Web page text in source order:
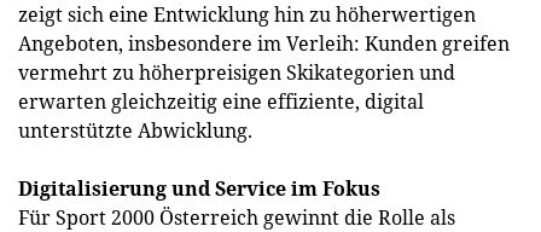
zeigt sich eine Entwicklung hin zu höherwertigen
Angeboten, insbesondere im Verleih: Kunden greifen
vermehrt zu höherpreisigen Skikategorien und
erwarten gleichzeitig eine effiziente, digital
unterstützte Abwicklung.
Digitalisierung und Service im Fokus
Für Sport 2000 Österreich gewinnt die Rolle als